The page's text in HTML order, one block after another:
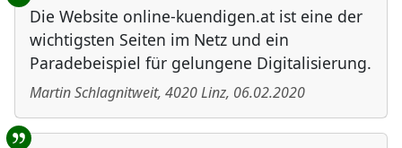
Die Website online-kuendigen.at ist eine der
wichtigsten Seiten im Netz und ein
Paradebeispiel für gelungene Digitalisierung.
Martin Schlagnitweit, 4020Linz, 06.02.2020